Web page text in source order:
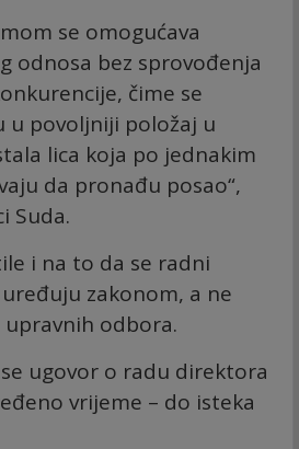
se omogućava
odnosa bez sprovođenja
čime se
u povoljniji položaj u
lica koja po jednakim
da pronađu posao“,
Suda.
i na to da se radni
zakonom, a ne
odbora.
ugovor o radu direktora
vrijeme – do isteka